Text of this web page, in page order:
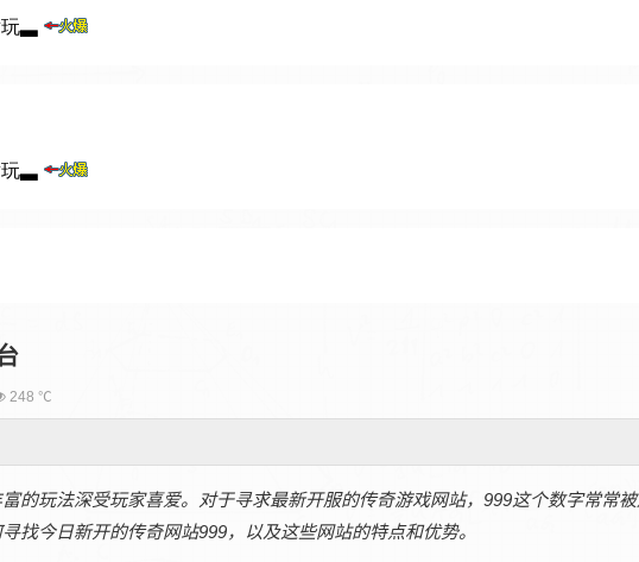
248 ℃
的玩法深受玩家喜爱。对于寻求最新开服的传奇游戏网站，999这个数字常常
找今日新开的传奇网站999，以及这些网站的特点和优势。